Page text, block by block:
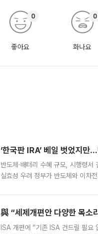
좋아요
0
화나요
0
‘한국판 IRA’ 베일 벗었지만
반도체·배터리 수혜 규모, 시행령
실효성 우려 정부가 반도체와 이차
與 “세제개편안 다양한 목소
ISA 개편에 “기존 ISA 건드릴 필요